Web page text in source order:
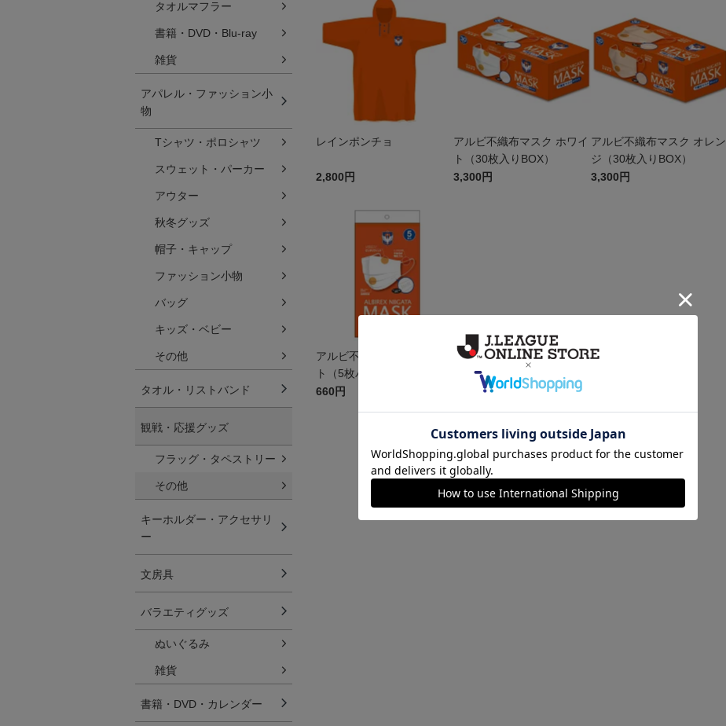
レインポンチョ
2,800円
アルビ不織布マスク ホワイ
ト（30枚入りBOX）
3,300円
アルビ不織布マスク オレン
ジ（30枚入りBOX）
3,300円
アルビ不織布マスク ホワイ
ト（5枚パック）
660円
タオルマフラー
書籍・DVD・Blu-ray
雑貨
アパレル・ファッション小
物
Tシャツ・ポロシャツ
スウェット・パーカー
アウター
秋冬グッズ
帽子・キャップ
ファッション小物
バッグ
キッズ・ベビー
その他
タオル・リストバンド
観戦・応援グッズ
フラッグ・タペストリー
その他
キーホルダー・アクセサリ
ー
文房具
バラエティグッズ
ぬいぐるみ
雑貨
書籍・DVD・カレンダー